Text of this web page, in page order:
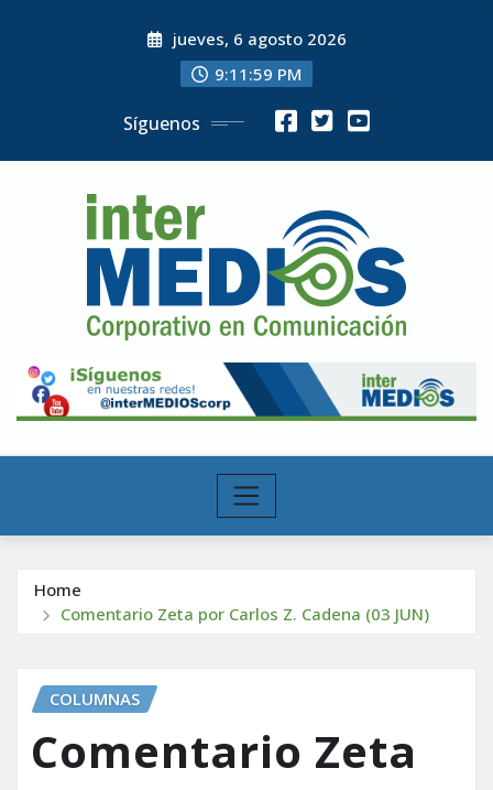
jueves, 6 agosto 2026
9:12:01 PM
Síguenos
Home
Comentario Zeta por Carlos Z. Cadena (03 JUN)
COLUMNAS
Comentario Zeta